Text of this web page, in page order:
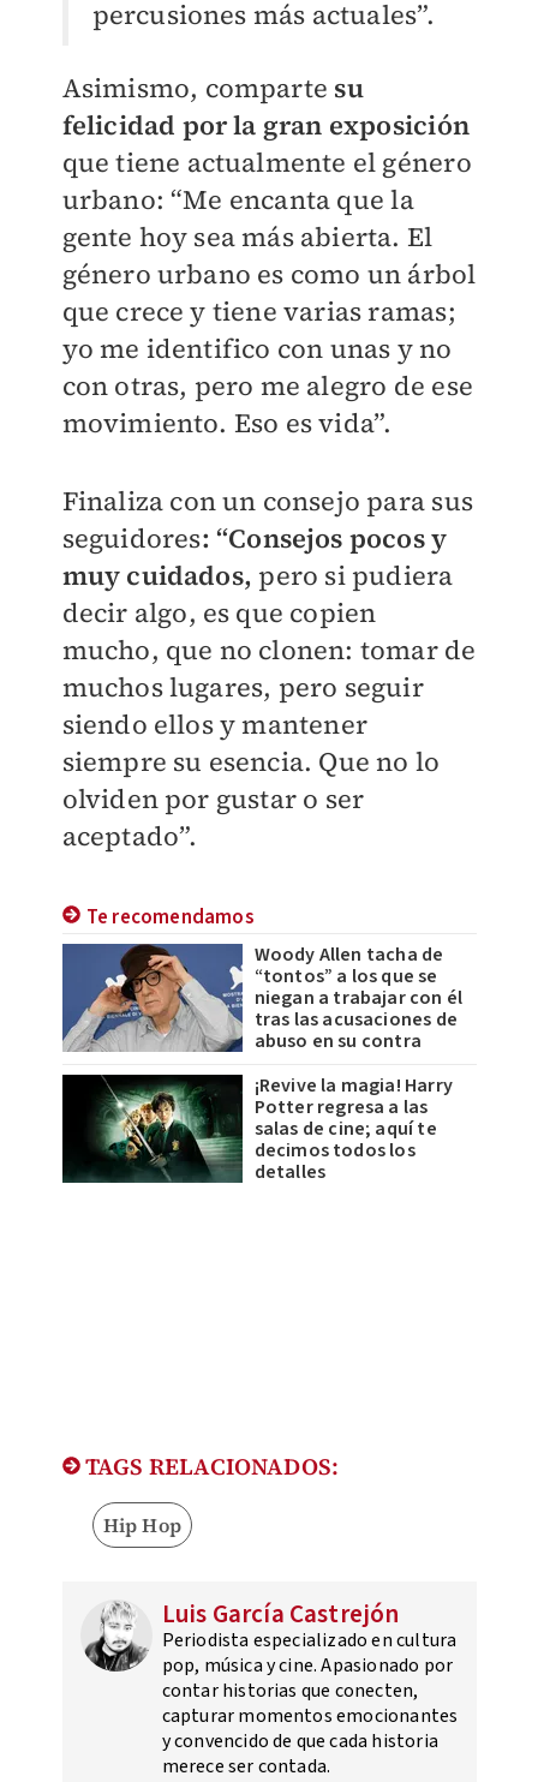
percusiones más actuales”.
Asimismo, comparte su
felicidad por la gran exposición
que tiene actualmente el género
urbano: “Me encanta que la
gente hoy sea más abierta. El
género urbano es como un árbol
que crece y tiene varias ramas;
yo me identifico con unas y no
con otras, pero me alegro de ese
movimiento. Eso es vida”.
Finaliza con un consejo para sus
seguidores: “Consejos pocos y
muy cuidados, pero si pudiera
decir algo, es que copien
mucho, que no clonen: tomar de
muchos lugares, pero seguir
siendo ellos y mantener
siempre su esencia. Que no lo
olviden por gustar o ser
aceptado”.
Te recomendamos
Woody Allen tacha de
“tontos” a los que se
niegan a trabajar con él
tras las acusaciones de
abuso en su contra
¡Revive la magia! Harry
Potter regresa a las
salas de cine; aquí te
decimos todos los
detalles
TAGS RELACIONADOS:
Hip Hop
Luis García Castrejón
Periodista especializado en cultura
pop, música y cine. Apasionado por
contar historias que conecten,
capturar momentos emocionantes
y convencido de que cada historia
merece ser contada.